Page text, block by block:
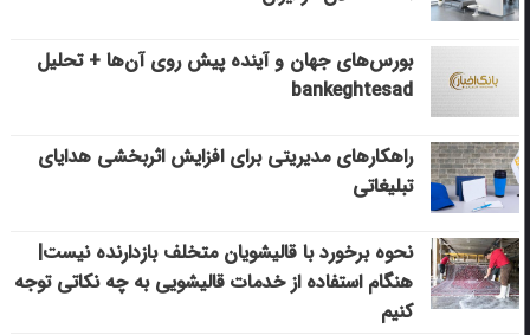
بورس‌های جهان و آینده پیش روی آن‌ها + تحلیل
bankeghtesad
راهکارهای مدیریتی برای افزایش اثربخشی هدایای
تبلیغاتی
نحوه برخورد با قالیشویان متخلف بازدارنده نیست|
هنگام استفاده از خدمات قالیشویی به چه نکاتی توجه
کنیم